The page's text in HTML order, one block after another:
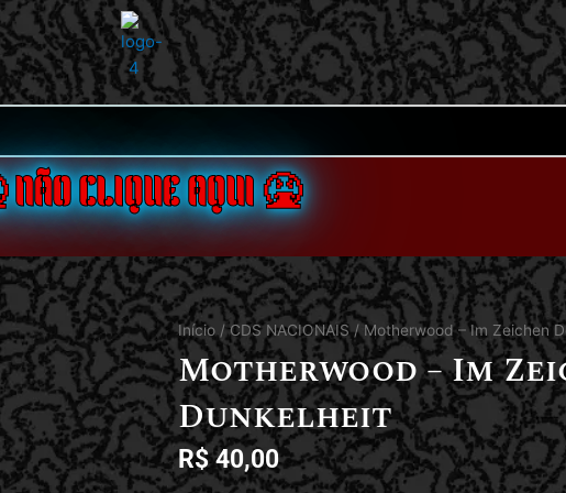
CLIQUE AQUI 🤮
Início /CDS NACIONAIS/ Motherwood – Im Zeichen
Motherwood – Im
Dunkelheit
R$40,00